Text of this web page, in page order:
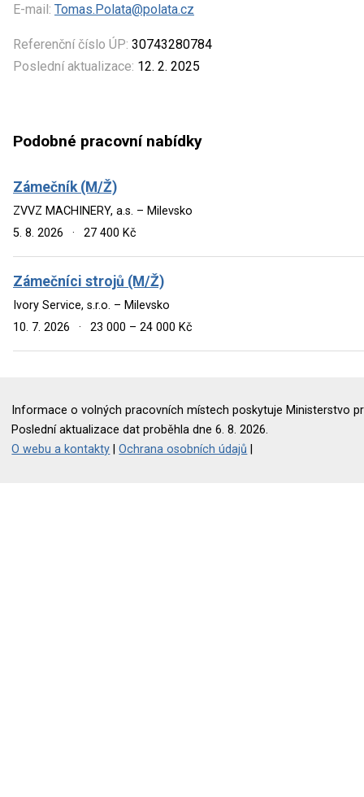
E-mail: Tomas.Polata@polata.cz
Referenční číslo ÚP: 30743280784
Poslední aktualizace: 12. 2. 2025
Podobné pracovní nabídky
Zámečník (M/Ž)
ZVVZ MACHINERY, a.s. – Milevsko
5. 8. 2026
· 27 400 Kč
Zámečníci strojů (M/Ž)
Ivory Service, s.r.o. – Milevsko
10. 7. 2026
· 23 000 – 24 000 Kč
Informace o volných pracovních místech poskytuje Ministerstvo
Poslední aktualizace dat proběhla dne 6. 8. 2026.
O webu a kontakty |Ochrana osobních údajů